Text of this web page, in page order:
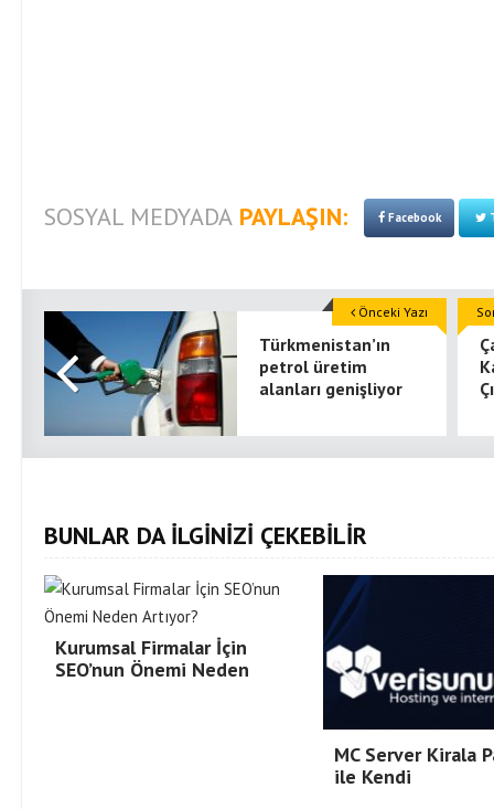
SOSYAL MEDYADA PAYLAŞIN: Facebook
Türkmenistan’ın
petrol üretim
alanları genişliyor
Önceki Yazı
BUNLAR DA İLGİNİZİ ÇEKEBİLİR
Kurumsal Firmalar İçin
SEO’nun Önemi Neden
MC Server Kirala
ile Kendi